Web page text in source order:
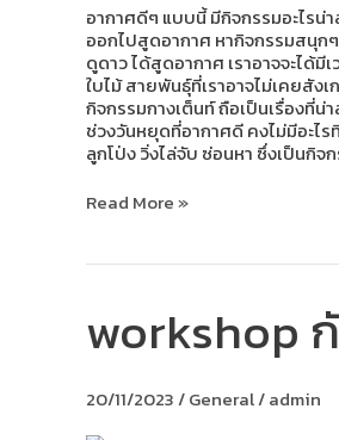
อากาศดีๆ แบบนี้ มีกิจกรรมอะไรน่
ออกไปสูดอากาศ หากิจกรรมสนุก
ดูดาว ได้สูดอากาศ เราอาจจะได้
ใบไม้ สายพันธุ์ที่เราอาจไม่เคยสัง
กิจกรรมกางเต็นท์ ถือเป็นเรื่องที่
ช่วงวันหยุดที่อากาศดี คงไม่มีอะไ
ลูกโป่ง วิ่งไล่จับ ซ่อนหา ซึ่งเป็นกิจ
แบบ
นี้!
Read More »
workshop
20/11/2023/General/admin
กับ
ลง
เรียน